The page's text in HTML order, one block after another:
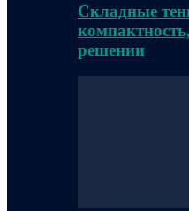
Складные
решении